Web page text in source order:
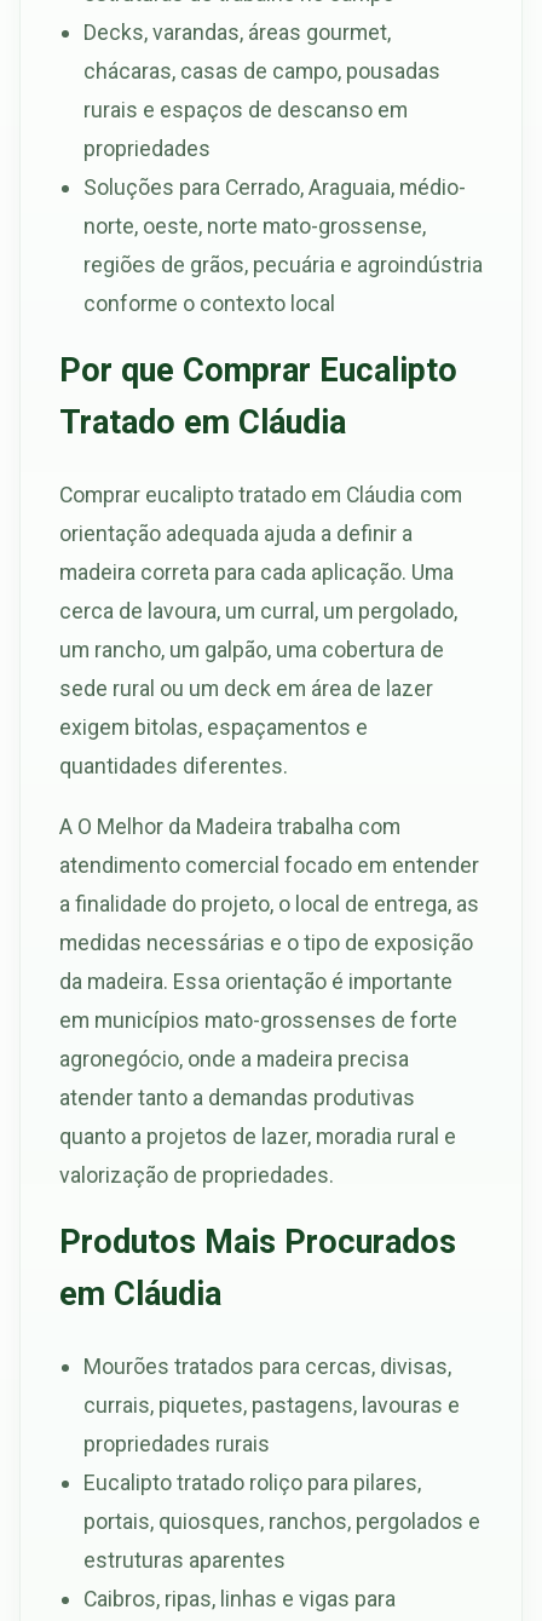
Decks, varandas, áreas gourmet,
chácaras, casas de campo, pousadas
rurais e espaços de descanso em
propriedades
Soluções para Cerrado, Araguaia, médio-
norte, oeste, norte mato-grossense,
regiões de grãos, pecuária e agroindústria
conforme o contexto local
Por que Comprar Eucalipto
Tratado em Cláudia
Comprar eucalipto tratado em Cláudia com
orientação adequada ajuda a definir a
madeira correta para cada aplicação. Uma
cerca de lavoura, um curral, um pergolado,
um rancho, um galpão, uma cobertura de
sede rural ou um deck em área de lazer
exigem bitolas, espaçamentos e
quantidades diferentes.
A O Melhor da Madeira trabalha com
atendimento comercial focado em entender
a finalidade do projeto, o local de entrega, as
medidas necessárias e o tipo de exposição
da madeira. Essa orientação é importante
em municípios mato-grossenses de forte
agronegócio, onde a madeira precisa
atender tanto a demandas produtivas
quanto a projetos de lazer, moradia rural e
valorização de propriedades.
Produtos Mais Procurados
em Cláudia
Mourões tratados para cercas, divisas,
currais, piquetes, pastagens, lavouras e
propriedades rurais
Eucalipto tratado roliço para pilares,
portais, quiosques, ranchos, pergolados e
estruturas aparentes
Caibros, ripas, linhas e vigas para